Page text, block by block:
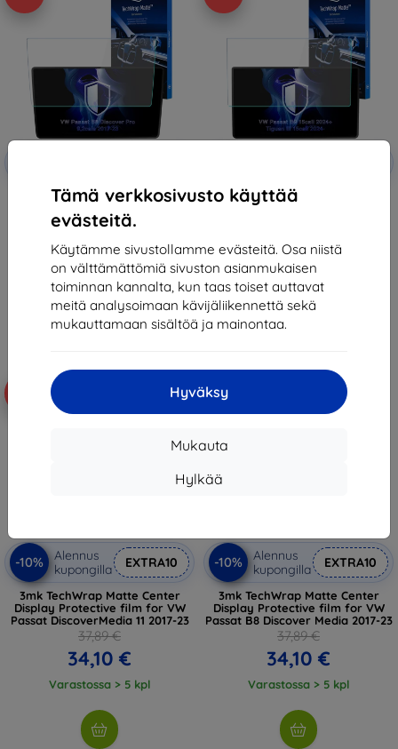
Tämä verkkosivusto käyttää
evästeitä.
Käytämme sivustollamme evästeitä. Osa niistä
on välttämättömiä sivuston asianmukaisen
toiminnan kannalta, kun taas toiset auttavat
meitä analysoimaan kävijäliikennettä sekä
mukauttamaan sisältöä ja mainontaa.
Hyväksy
Mukauta
Hylkää
3mk TechWrap Matte Center
Display Protective film for VW
Passat B8 Discover Pro 2017-23
34,10 €
Varastossa > 5 kpl
3mk TechWrap Matte Center
Display Protective film for VW
34,10 €
Varastossa > 5 kpl
-10%
Alennus
kupongilla
EXTRA10
3mk TechWrap Matte Center
Display Protective film for VW
Passat DiscoverMedia 11 2017-23
37,89 €
34,10 €
Varastossa > 5 kpl
-10%
-10%
Alennus
kupongilla
EXTRA10
3mk TechWrap Matte Center
Display Protective film for VW
Passat B8 Discover Media 2017-23
37,89 €
34,10 €
Varastossa > 5 kpl